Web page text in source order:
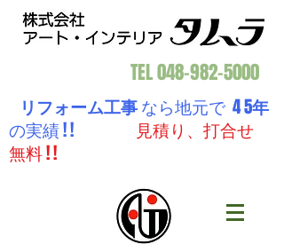
TEL048-982-5000
リフォーム工事なら地元で 4 5年
の実績 ! !
見積り、打合せ
無料 ! !